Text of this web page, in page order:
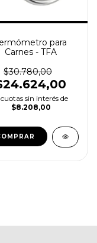
para
Carnes - TFA
$30.780,00
cuotas sin interés de
$8.208,00